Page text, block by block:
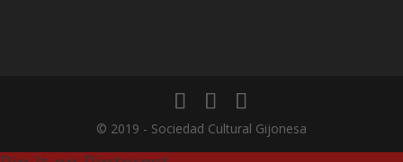
© 2019 - Sociedad Cultural Gijonesa